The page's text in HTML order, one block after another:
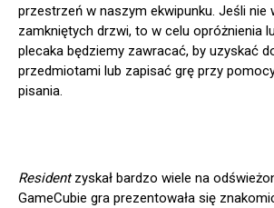
przestrzeń w naszym ekwipunku. Jeśli nie
zamkniętych drzwi, to w celu opróżnienia
plecaka będziemy zawracać, by uzyskać
przedmiotami lub zapisać grę przy
pisania.
Residentzyskał bardzo wiele na
GameCubie gra prezentowała się